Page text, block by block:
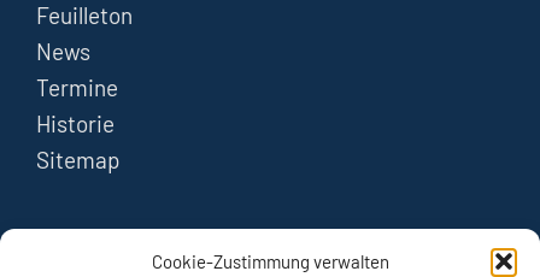
Cookie-Zustimmung verwalten
Feuilleton
News
Termine
Historie
Sitemap